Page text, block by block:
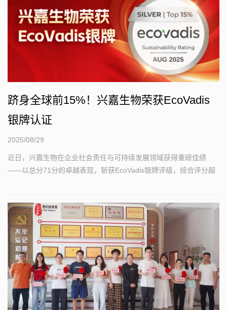
跻身全球前15%！兴嘉生物荣获EcoVadis
银牌认证
2025/08/29
近日，兴嘉生物在企业社会责任与可持续发展领域获得重磅佳绩
——以总分71分的卓越表现，斩获EcoVadis银牌评级，综合评分超